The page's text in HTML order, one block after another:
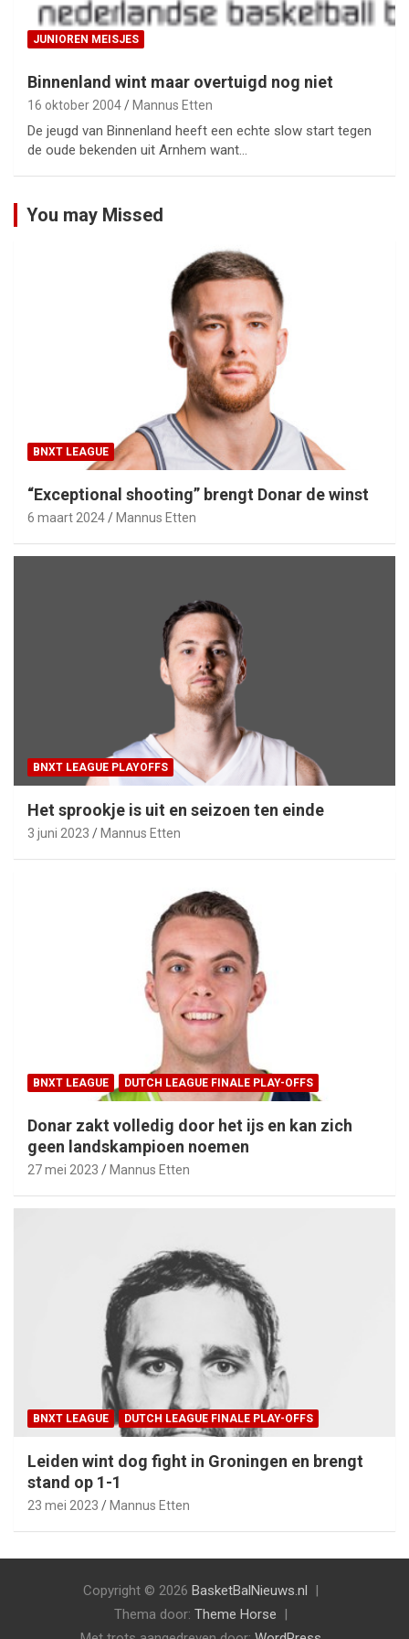
JUNIOREN MEISJES
Binnenland wint maar overtuigd nog niet
16 oktober 2004 Mannus Etten
De jeugd van Binnenland heeft een echte slow start tegen
de oude bekenden uit Arnhem want…
You may Missed
BNXT LEAGUE
“Exceptional shooting” brengt Donar de winst
6 maart 2024 Mannus Etten
BNXT LEAGUE PLAYOFFS
Het sprookje is uit en seizoen ten einde
3 juni 2023 Mannus Etten
BNXT LEAGUE DUTCH LEAGUE FINALE PLAY-OFFS
Donar zakt volledig door het ijs en kan zich
geen landskampioen noemen
27 mei 2023 Mannus Etten
BNXT LEAGUE DUTCH LEAGUE FINALE PLAY-OFFS
Leiden wint dog fight in Groningen en brengt
stand op 1-1
23 mei 2023 Mannus Etten
Copyright © 2026 BasketBalNieuws.nl
Thema door: Theme Horse